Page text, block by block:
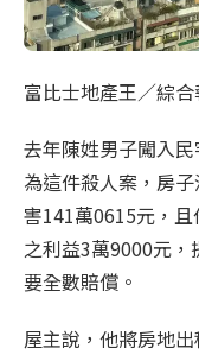
富比士地產王／綜合
去年陳姓男子闖入
為這件殺人案，房
害141萬0615元，
之利益3萬9000元
要全數賠償。
屋主說，他將房地